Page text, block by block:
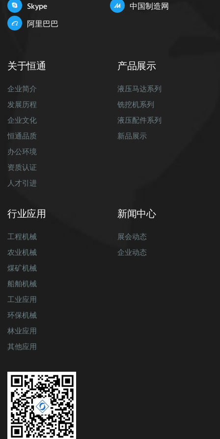
Skype
中国制造网
阿里巴巴
关于恒通
企业简介
发展历程
企业文化
恒通品质
办公环境
资质认证
人才引进
产品展示
液压马达系列
铣挖机系列
液压配件系列
新品展示
行业应用
工程机械
农业机械
煤矿机械
船舶机械
工业应用
环保机械
林业应用
其他应用
新闻中心
展会动态
企业动态